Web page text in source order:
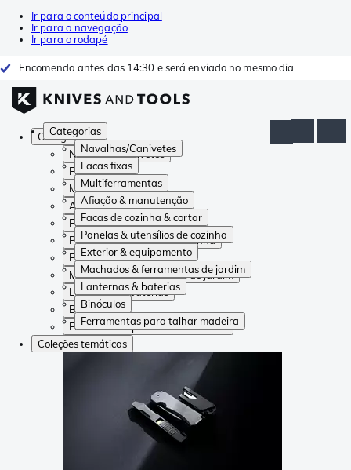
Ir para o conteúdo principal
Ir para a navegação
Ir para o rodapé
Encomenda antes das 14:30 e será enviado no mesmo dia
Categorias
Navalhas/Canivetes
Facas fixas
Multiferramentas
Afiação & manutenção
Facas de cozinha & cortar
Panelas & utensílios de cozinha
Exterior & equipamento
Machados & ferramentas de jardim
Lanternas & baterias
Binóculos
Ferramentas para talhar madeira
Categorias
Navalhas/Canivetes
Facas fixas
Multiferramentas
Afiação & manutenção
Facas de cozinha & cortar
Panelas & utensílios de cozinha
Exterior & equipamento
Machados & ferramentas de jardim
Lanternas & baterias
Binóculos
Ferramentas para talhar madeira
Coleções temáticas